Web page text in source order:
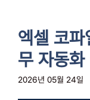
엑셀 코파
무 자동화
2026년 05월 24일